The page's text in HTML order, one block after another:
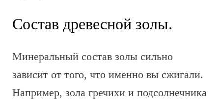
Состав древесной золы.
Минеральный состав золы сильно
зависит от того, что именно вы сжигали.
Например, зола гречихи и подсолнечника